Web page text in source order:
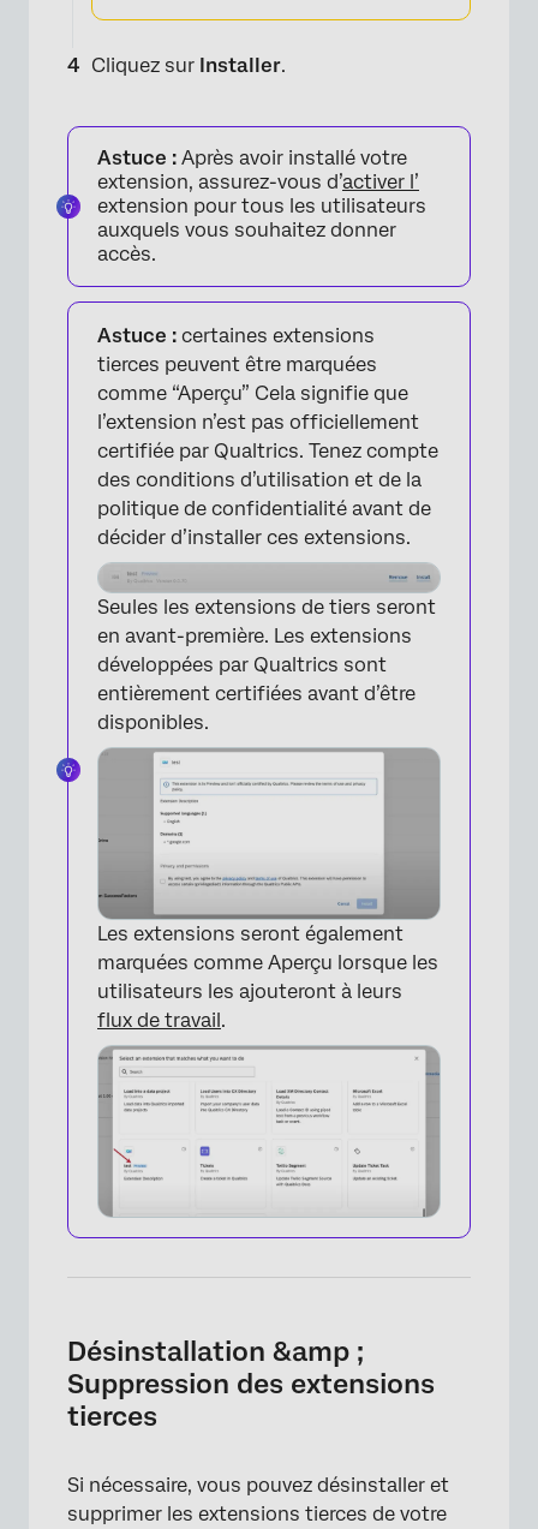
×
×
Cliquez sur Installer.
Astuce : Après avoir installé votre
extension, assurez-vous d’activer l’
extension pour tous les utilisateurs
auxquels vous souhaitez donner
accès.
Astuce : certaines extensions
tierces peuvent être marquées
comme “Aperçu” Cela signifie que
l’extension n’est pas officiellement
certifiée par Qualtrics. Tenez compte
des conditions d’utilisation et de la
politique de confidentialité avant de
décider d’installer ces extensions.
×
Seules les extensions de tiers seront
en avant-première. Les extensions
développées par Qualtrics sont
entièrement certifiées avant d’être
disponibles.
Les extensions seront également
marquées comme Aperçu lorsque les
utilisateurs les ajouteront à leurs
flux de travail.
Désinstallation &amp ;
Suppression des extensions
tierces
Si nécessaire, vous pouvez désinstaller et
supprimer les extensions tierces de votre